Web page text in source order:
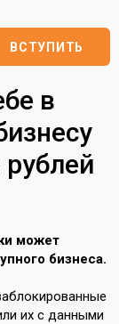
ВСТУПИТЬ
в
может
бизнеса.
их с данными